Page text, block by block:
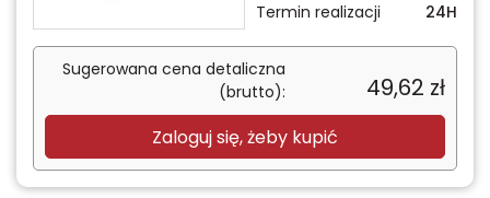
Termin realizacji 24H
Sugerowana cena detaliczna
(brutto):
49,62 zł
Zaloguj się, żeby kupić